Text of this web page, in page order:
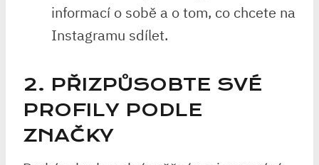
informací o sobě a o tom, co chcete na
Instagramu sdílet.
2. PŘIZPŮSOBTE SVÉ
PROFILY PODLE
ZNAČKY